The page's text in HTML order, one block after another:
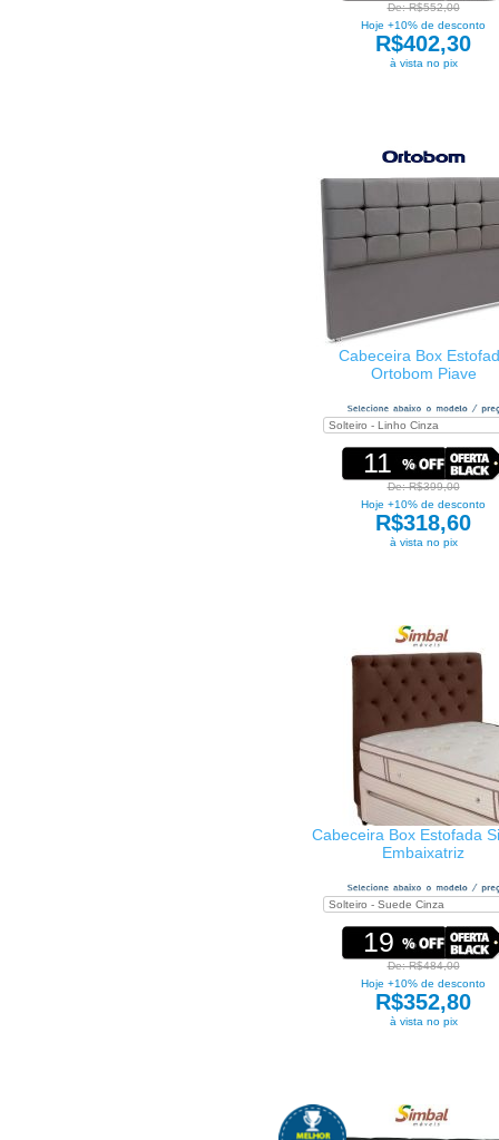
De: R$552,00
Hoje +10% de desconto
R$402,30
à vista no pix
Cabeceira Box
Ortobom Piave
11
De: R$399,00
Hoje +10% de desconto
R$318,60
à vista no pix
Cabeceira Box Estofada
Embaixatriz
19
De: R$484,00
Hoje +10% de desconto
R$352,80
à vista no pix